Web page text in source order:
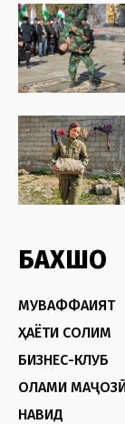
БАХШҲО
МУВАФФАҚИЯТ
ҲАЁТИ СОЛИМ
БИЗНЕС-КЛУБ
ОЛАМИ
НАВИД